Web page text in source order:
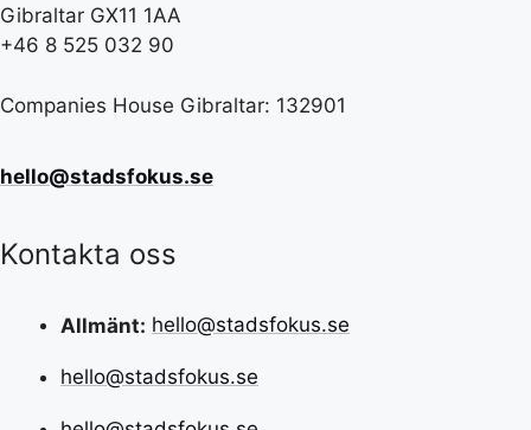
Gibraltar GX11 1AA
+46 8 525 032 90
Companies House Gibraltar: 132901
hello@stadsfokus.se
Kontakta oss
Allmänt: hello@stadsfokus.se
hello@stadsfokus.se